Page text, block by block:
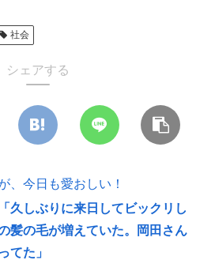
社会
シェアする
、今日も愛おしい！
久しぶりに来日してビックリし
髪の毛が増えていた。岡田さん
てた」